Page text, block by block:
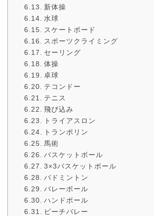
新体操
水球
スケートボード
スポーツクライミング
セーリング
体操
卓球
テコンドー
テニス
飛び込み
トライアスロン
トランポリン
馬術
バスケットボール
3×3バスケットボール
バドミントン
バレーボール
ハンドボール
ビーチバレー